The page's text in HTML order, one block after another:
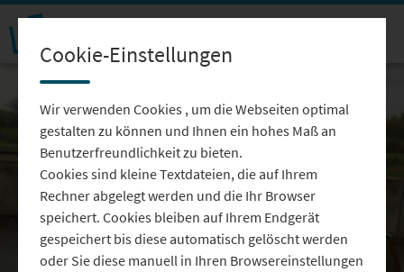
Video
Cookie-Einstellungen
Wir verwenden Cookies , um die Webseiten optimal
gestalten zu können und Ihnen ein hohes Maß an
Benutzerfreundlichkeit zu bieten.
Cookies sind kleine Textdateien, die auf Ihrem
Rechner abgelegt werden und die Ihr Browser
speichert. Cookies bleiben auf Ihrem Endgerät
gespeichert bis diese automatisch gelöscht werden
oder Sie diese manuell in Ihren Browsereinstellungen